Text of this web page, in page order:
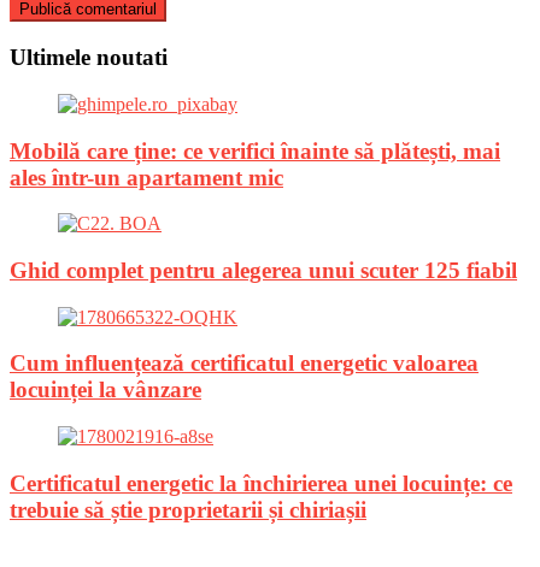
Ultimele noutati
Mobilă care ține: ce verifici înainte să plătești, mai
ales într-un apartament mic
Ghid complet pentru alegerea unui scuter 125 fiabil
Cum influențează certificatul energetic valoarea
locuinței la vânzare
Certificatul energetic la închirierea unei locuințe: ce
trebuie să știe proprietarii și chiriașii